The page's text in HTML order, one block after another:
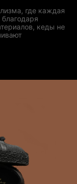
где каждая
кеды не